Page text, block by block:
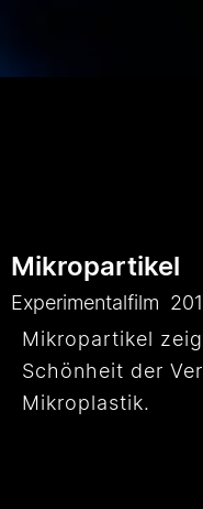
Mikropartikel
Experimentalfilm
Mikropartikel
Schönheit der
Mikroplastik.